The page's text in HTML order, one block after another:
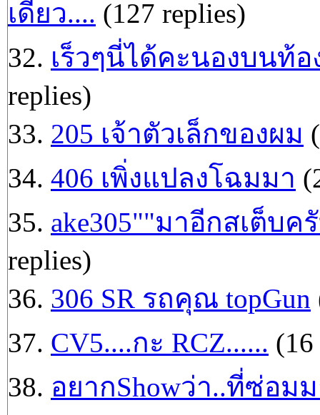
เดียว.... (127 replies)
32. เร็วๆนี่ได้คะนองบนท้
replies)
33. 205 เจ้าตัวเล็กของผม
34. 406 เพิ่งแปลงโฉมมา
35. ake305""มาอีกสเต็บค
replies)
36. 306 SR รถคุณ topGun
37. CV5....กะ RCZ...... (16
38. อยากShowว่า..ที่ซ่อ